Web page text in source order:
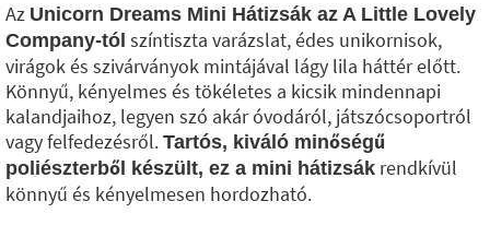
Az Unicorn Dreams Mini Hátizsák az A Little Lovely
Company-tól színtiszta varázslat, édes unikornisok,
virágok és szivárványok mintájával lágy lila háttér előtt.
Könnyű, kényelmes és tökéletes a kicsik mindennapi
kalandjaihoz, legyen szó akár óvodáról, játszócsoportról
vagy felfedezésről. Tartós, kiváló minőségű
poliészterből készült, ez a mini hátizsák rendkívül
könnyű és kényelmesen hordozható.